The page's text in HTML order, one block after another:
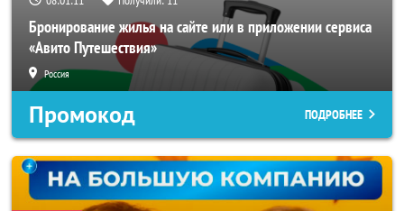
Бронирование жилья на сайте или в приложении сервиса
«Авито Путешествия»
Россия
Промокод ПОДРОБНЕЕ